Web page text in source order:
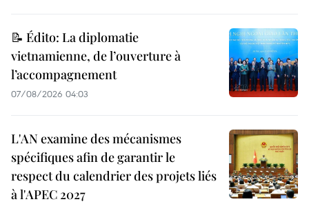
📝 Édito: La diplomatie
vietnamienne, de l’ouverture à
l’accompagnement
07/08/2026 04:03
L'AN examine des mécanismes
spécifiques afin de garantir le
respect du calendrier des projets liés
à l'APEC 2027